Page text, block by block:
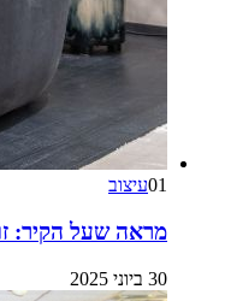
01עיצוב
מראה שעל הקיר:
30 ביוני 2025